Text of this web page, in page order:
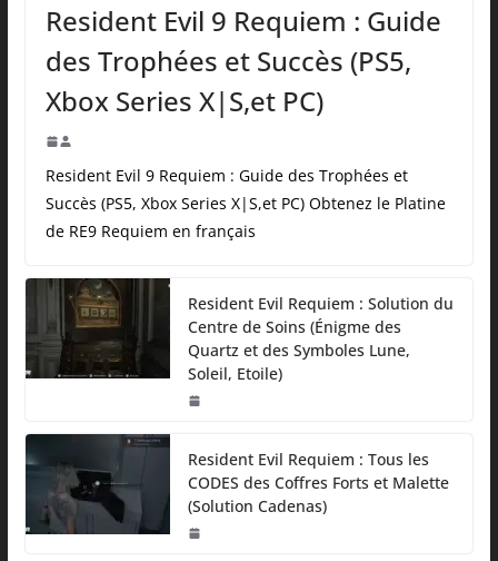
Resident Evil 9 Requiem : Guide
des Trophées et Succès (PS5,
Xbox Series X|S,et PC)
Resident Evil 9 Requiem : Guide des Trophées et
Succès (PS5, Xbox Series X|S,et PC) Obtenez le Platine
de RE9 Requiem en français
Resident Evil Requiem : Solution du
Centre de Soins (Énigme des
Quartz et des Symboles Lune,
Soleil, Etoile)
Resident Evil Requiem : Tous les
CODES des Coffres Forts et Malette
(Solution Cadenas)